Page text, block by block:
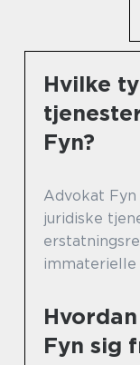
Hvilke
Fyn?
Advokat
juridiske
immaterielle
Fyn sig